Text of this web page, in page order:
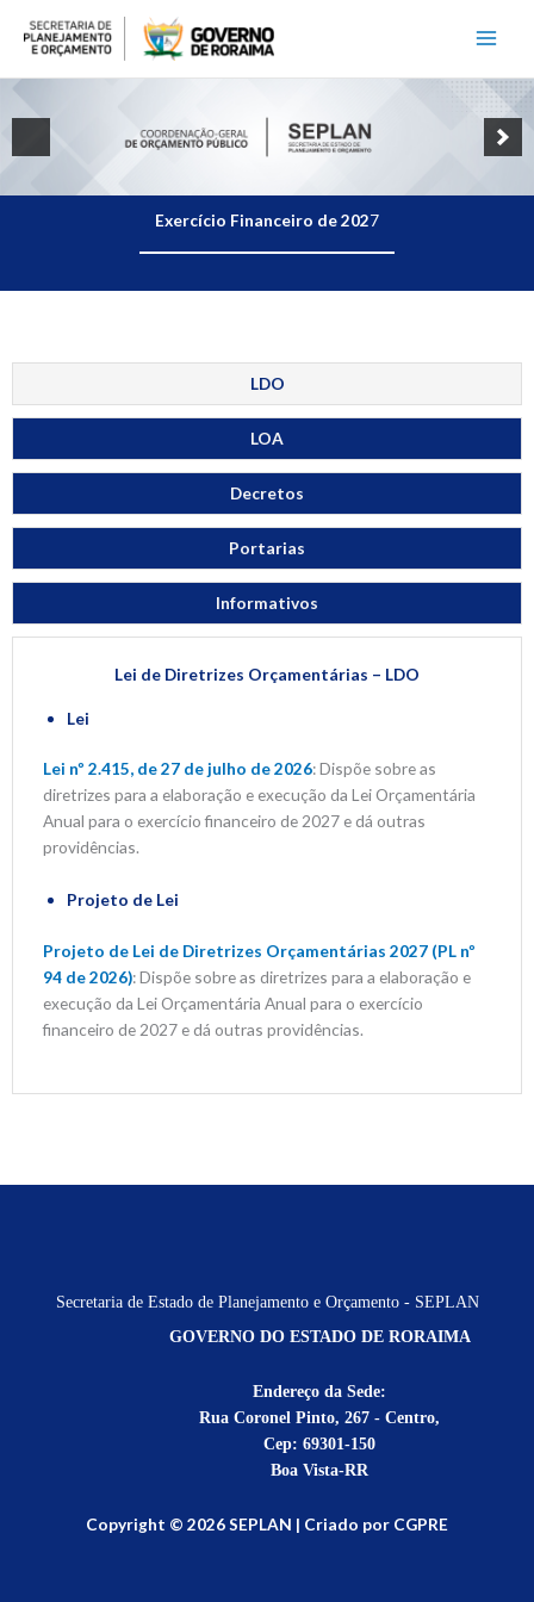
para
Exercício Financeiro de 2027
LDO
LOA
Decretos
Portarias
Informativos
Lei de Diretrizes Orçamentárias – LDO
Lei
Lei nº 2.415, de 27 de julho de 2026: Dispõe sobre as
diretrizes para a elaboração e execução da Lei Orçamentária
Anual para o exercício financeiro de 2027 e dá outras
providências.
Projeto de Lei
Projeto de Lei de Diretrizes Orçamentárias 2027 (PL nº
94 de 2026): Dispõe sobre as diretrizes para a elaboração e
execução da Lei Orçamentária Anual para o exercício
financeiro de 2027 e dá outras providências.
Secretaria de Estado de Planejamento e Orçamento - SEPLAN
GOVERNO DO ESTADO DE RORAIMA
Endereço da Sede:
Rua Coronel Pinto, 267 - Centro,
Cep: 69301-150
Boa Vista-RR
Copyright © 2026 SEPLAN | Criado por CGPRE